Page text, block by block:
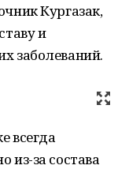
Кургазак,
и
заболеваний.
всегда
из-за состава